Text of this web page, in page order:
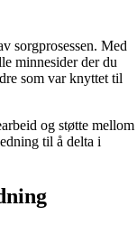
sorgprosessen. Med
minnesider der du
som var knyttet til
og støtte mellom
til å delta i